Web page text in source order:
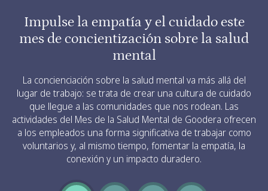
Impulse la empatía y el cuidado este
mes de concientización sobre la salud
mental
La concienciación sobre la salud mental va más allá del
lugar de trabajo: se trata de crear una cultura de cuidado
que llegue a las comunidades que nos rodean. Las
actividades del Mes de la Salud Mental de Goodera ofrecen
a los empleados una forma significativa de trabajar como
voluntarios y, al mismo tiempo, fomentar la empatía, la
conexión y un impacto duradero.